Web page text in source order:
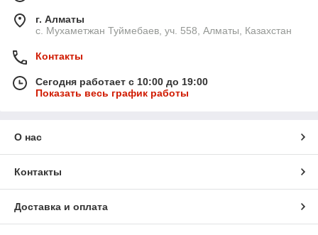
г. Алматы
с. Мухаметжан Туймебаев, уч. 558, Алматы, Казахстан
Контакты
Сегодня работает с 10:00 до 19:00
Показать весь график работы
О нас
Контакты
Доставка и оплата